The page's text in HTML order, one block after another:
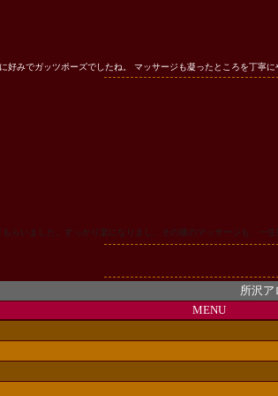
みでガッツポーズでしたね。 マッサージも凝ったところを丁寧
いました。すっかり楽になりまし。その後のマッサージも、一
所沢アロマ
MENU